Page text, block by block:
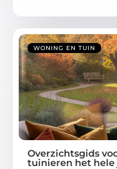
WONING EN TUIN
Overzichtsgids
tuinieren het hele